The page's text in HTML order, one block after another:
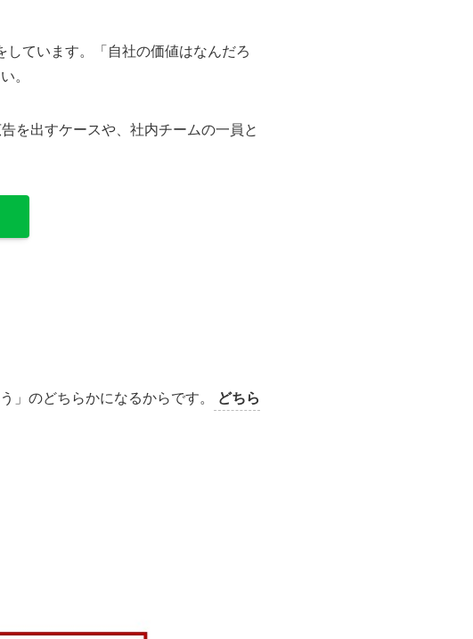
しています。「自社の価値はなんだろ
。
を出すケースや、社内チームの一員と
のどちらかになるからです。
どちら